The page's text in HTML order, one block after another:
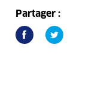
Partager :